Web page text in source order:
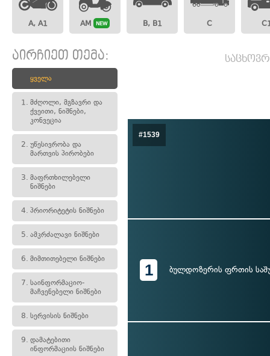
A, A1 AM NEW B, B1 C
აირჩიეთ თემა:
ყველა
1. მძღოლი, მგზავრი და
ქვეითი, ნიშნები,
კონვეცია
2. უწესივრობა და
მართვის პირობები
3. მაფრთხილებელი
ნიშნები
4. პრიორიტეტის ნიშნები
5. ამკრძალავი ნიშნები
6. მიმთითებელი ნიშნები
7. საინფორმაციო-
მაჩვენებელი ნიშნები
8. სერვისის ნიშნები
9. დამატებითი
ინფორმაციის ნიშნები
#1539
1 ბულდოზერის ფრთის